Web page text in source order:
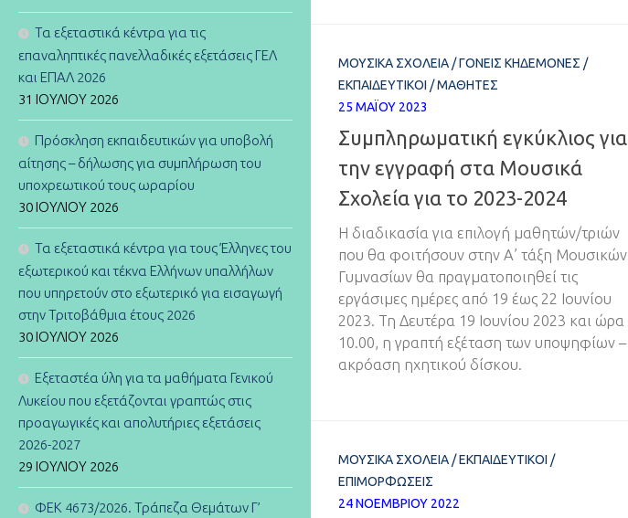
ΜΟΥΣΙΚΆ ΣΧΟΛΕΊΑ/ΓΟΝΕΊΣ ΚΗΔΕΜΌΝΕΣ /
ΕΚΠΑΙΔΕΥΤΙΚΟΊ /ΜΑΘΗΤΈΣ
25 ΜΑΪ́ΟΥ 2023
Συμπληρωματική εγκύκλιος για
την εγγραφή στα Μουσικά
Σχολεία για το 2023-2024
Η διαδικασία για επιλογή μαθητών/τριών
που θα φοιτήσουν στην Α’ τάξη Μουσικών
Γυμνασίων θα πραγματοποιηθεί τις
εργάσιμες ημέρες από 19 έως 22 Ιουνίου
2023. Τη Δευτέρα 19 Ιουνίου 2023 και ώρα
10.00, η γραπτή εξέταση των υποψηφίων –
ακρόαση ηχητικού δίσκου.
ΜΟΥΣΙΚΆ ΣΧΟΛΕΊΑ /ΕΚΠΑΙΔΕΥΤΙΚΟΊ /
ΕΠΙΜΟΡΦΏΣΕΙΣ
24 ΝΟΕΜΒΡΊΟΥ 2022
Τα εξεταστικά κέντρα για τις
επαναληπτικές πανελλαδικές εξετάσεις ΓΕΛ
και ΕΠΑΛ 2026
31 ΙΟΥΛΊΟΥ 2026
Πρόσκληση εκπαιδευτικών για υποβολή
αίτησης – δήλωσης για συμπλήρωση του
υποχρεωτικού τους ωραρίου
30 ΙΟΥΛΊΟΥ 2026
Τα εξεταστικά κέντρα για τους Έλληνες του
εξωτερικού και τέκνα Ελλήνων υπαλλήλων
που υπηρετούν στο εξωτερικό για εισαγωγή
στην Τριτοβάθμια έτους 2026
30 ΙΟΥΛΊΟΥ 2026
Εξεταστέα ύλη για τα μαθήματα Γενικού
Λυκείου που εξετάζονται γραπτώς στις
προαγωγικές και απολυτήριες εξετάσεις
2026-2027
29 ΙΟΥΛΊΟΥ 2026
ΦΕΚ 4673/2026. Τράπεζα Θεμάτων Γ’